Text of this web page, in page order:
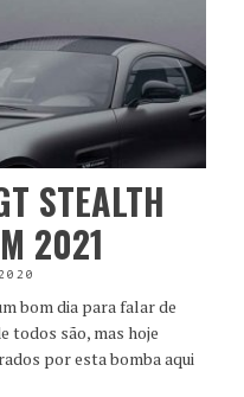
STEALTH
2021
bom dia para falar de
todos são, mas hoje
por esta bomba aqui